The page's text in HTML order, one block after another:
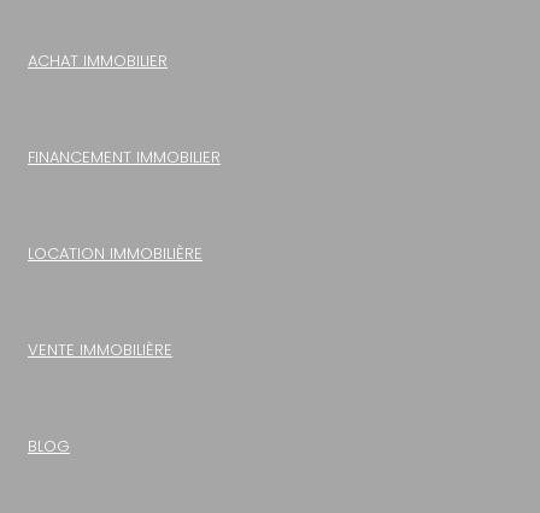
ACHAT IMMOBILIER
FINANCEMENT IMMOBILIER
LOCATION IMMOBILIÈRE
VENTE IMMOBILIÈRE
BLOG